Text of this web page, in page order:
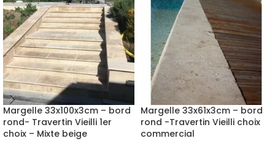
Margelle 33x100x3cm – bord
rond- Travertin Vieilli 1er
choix – Mixte beige
Margelle 33x61x3cm – bord
rond -Travertin Vieilli choix
commercial